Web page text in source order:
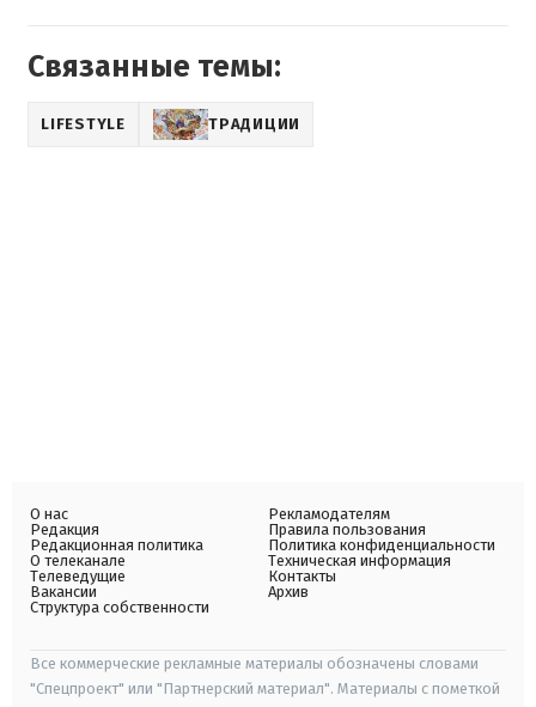
Связанные темы:
LIFESTYLE ТРАДИЦИИ
О нас
Редакция
Редакционная политика
О телеканале
Телеведущие
Вакансии
Структура собственности
Рекламодателям
Правила пользования
Политика конфиденциальности
Техническая информация
Контакты
Архив
Все коммерческие рекламные материалы обозначены словами
"Спецпроект" или "Партнерский материал". Материалы с пометкой